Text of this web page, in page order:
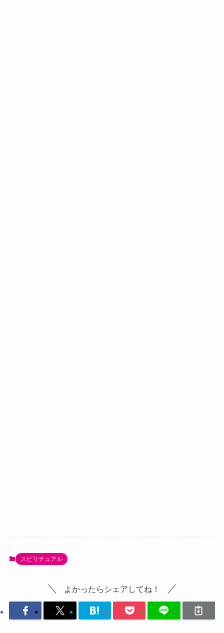
スピリチュアル
よかったらシェアしてね！